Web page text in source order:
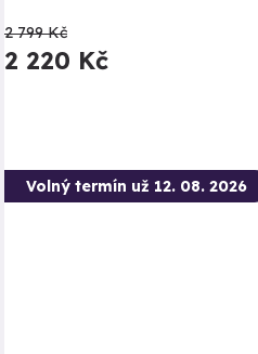
2 799 Kč
2 220 Kč
Volný termín už 12. 08. 2026